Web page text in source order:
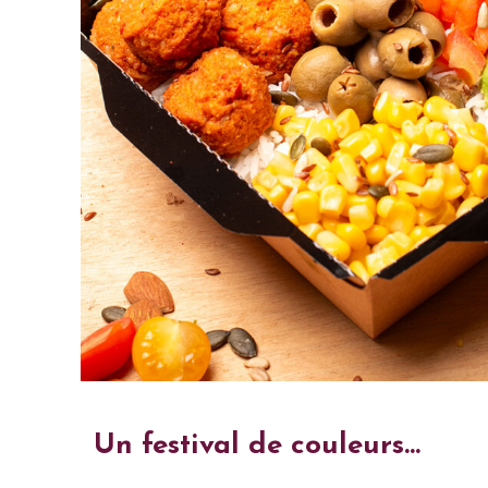
Un festival de couleurs...